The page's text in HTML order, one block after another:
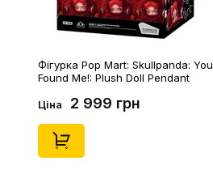
Фігурка Pop Mart: Skullpanda: You
Found Me!: Plush Doll Pendant
Edition), (29347)
Ціна 2 999 грн